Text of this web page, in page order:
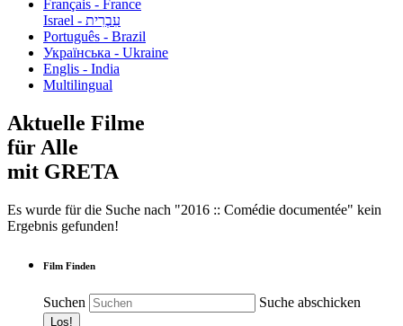
Français - France
עִבְרִית - Israel
Português - Brazil
Українська - Ukraine
Englis - India
Multilingual
Aktuelle Filme
für Alle
mit GRETA
Es wurde für die Suche nach "2016 :: Comédie documentée" kein
Ergebnis gefunden!
Film Finden
Suchen Suche abschicken